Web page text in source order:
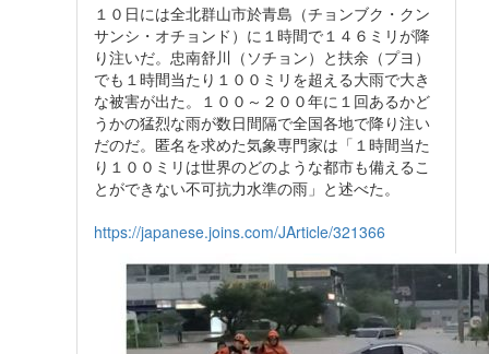
１０日には全北群山市於青島（チョンブク・クン
サンシ・オチョンド）に１時間で１４６ミリが降
り注いだ。忠南舒川（ソチョン）と扶余（プヨ）
でも１時間当たり１００ミリを超える大雨で大き
な被害が出た。１００～２００年に１回あるかど
うかの猛烈な雨が数日間隔で全国各地で降り注い
だのだ。匿名を求めた気象専門家は「１時間当た
り１００ミリは世界のどのような都市も備えるこ
とができない不可抗力水準の雨」と述べた。
https://japanese.joins.com/JArticle/321366